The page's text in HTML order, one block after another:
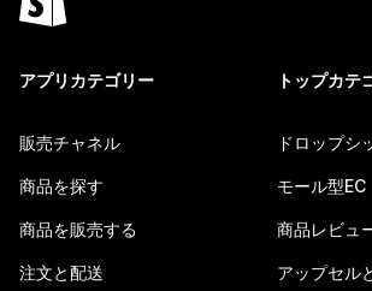
アプリカテゴリー
販売チャネル
商品を探す
商品を販売する
注文と配送
トップカテ
ドロップシ
モール型EC
商品レビュ
アップセル